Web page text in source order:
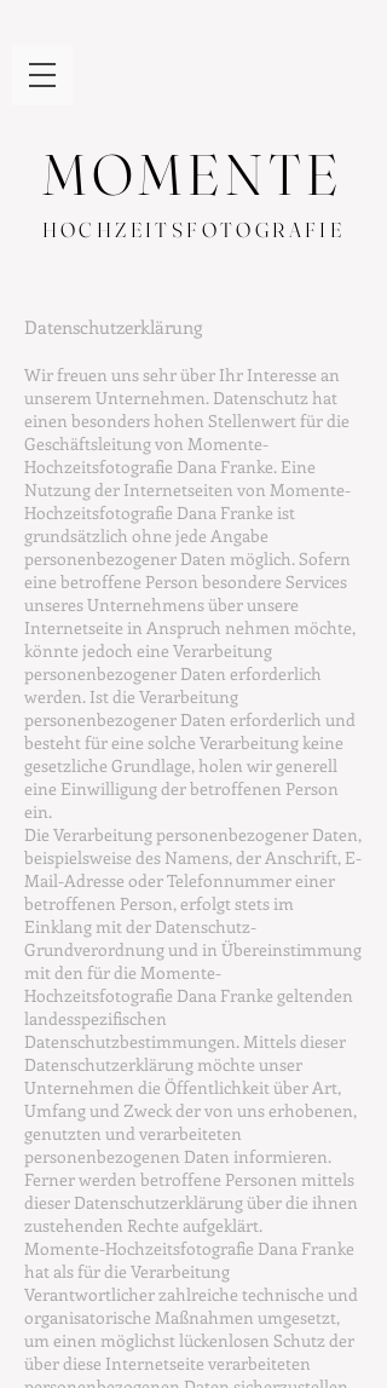
MOMENTE
HOCHZEITSFOTOGRAFIE
Datenschutzerklärung
Wir freuen uns sehr über Ihr Interesse an
unserem Unternehmen. Datenschutz hat
einen besonders hohen Stellenwert für die
Geschäftsleitung von Momente-
Hochzeitsfotografie Dana Franke. Eine
Nutzung der Internetseiten von Momente-
Hochzeitsfotografie Dana Franke ist
grundsätzlich ohne jede Angabe
personenbezogener Daten möglich. Sofern
eine betroffene Person besondere Services
unseres Unternehmens über unsere
Internetseite in Anspruch nehmen möchte,
könnte jedoch eine Verarbeitung
personenbezogener Daten erforderlich
werden. Ist die Verarbeitung
personenbezogener Daten erforderlich und
besteht für eine solche Verarbeitung keine
gesetzliche Grundlage, holen wir generell
eine Einwilligung der betroffenen Person
ein.
Die Verarbeitung personenbezogener Daten,
beispielsweise des Namens, der Anschrift, E-
Mail-Adresse oder Telefonnummer einer
betroffenen Person, erfolgt stets im
Einklang mit der Datenschutz-
Grundverordnung und in Übereinstimmung
mit den für die Momente-
Hochzeitsfotografie Dana Franke geltenden
landesspezifischen
Datenschutzbestimmungen. Mittels dieser
Datenschutzerklärung möchte unser
Unternehmen die Öffentlichkeit über Art,
Umfang und Zweck der von uns erhobenen,
genutzten und verarbeiteten
personenbezogenen Daten informieren.
Ferner werden betroffene Personen mittels
dieser Datenschutzerklärung über die ihnen
zustehenden Rechte aufgeklärt.
Momente-Hochzeitsfotografie Dana Franke
hat als für die Verarbeitung
Verantwortlicher zahlreiche technische und
organisatorische Maßnahmen umgesetzt,
um einen möglichst lückenlosen Schutz der
über diese Internetseite verarbeiteten